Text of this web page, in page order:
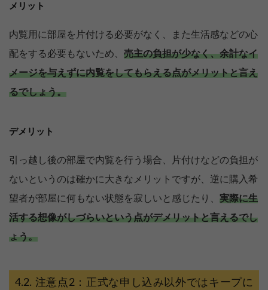
メリット
内覧用に部屋を片付ける必要がなく、また生活感などの心
配をする必要もないため、 売主の負担が少なく、余計なイ
メージを与えずに内覧をしてもらえる点がメリットと言え
るでしょう。
デメリット
引っ越し後の部屋で内覧を行う場合、片付けなどの負担が
ないというのは確かに大きなメリットですが、逆に購入希
望者が部屋に何もない状態を寂しいと感じたり、 実際に生
活する想像がしづらいという点がデメリットと言えるでし
ょう。
注意点2：正式な申し込み以外ではキープに